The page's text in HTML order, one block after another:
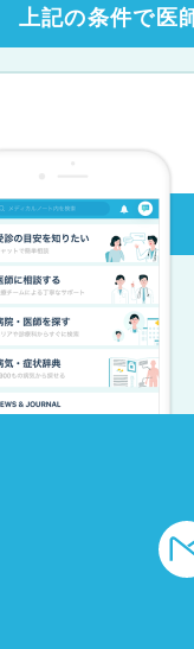
上記の条件で医